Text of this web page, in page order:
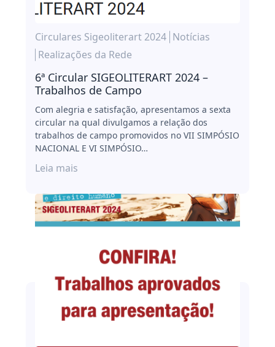
Circulares Sigeoliterart 2024 Notícias
Realizações da Rede
6ª Circular SIGEOLITERART 2024 –
Trabalhos de Campo
Com alegria e satisfação, apresentamos a sexta
circular na qual divulgamos a relação dos
trabalhos de campo promovidos no VII SIMPÓSIO
NACIONAL E VI SIMPÓSIO…
Leia mais